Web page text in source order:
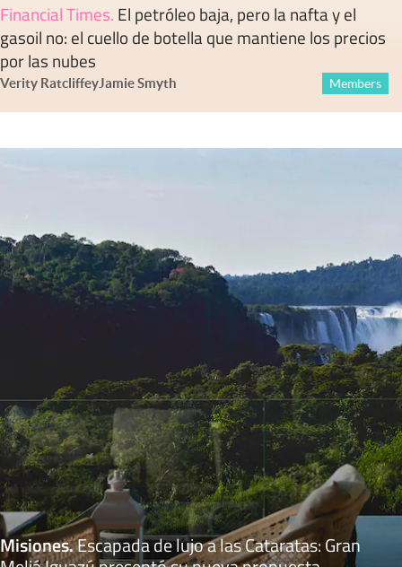
Financial Times. El petróleo baja, pero la nafta y el
gasoil no: el cuello de botella que mantiene los precios
por las nubes
Verity RatcliffeyJamie Smyth Members
Misiones.Escapada de lujo a las Cataratas: Gran